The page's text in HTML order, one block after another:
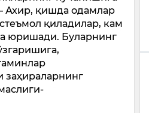
Ахир, қишда одамлар
қиладилар, кам
юришади. Буларнинг
заҳираларнинг